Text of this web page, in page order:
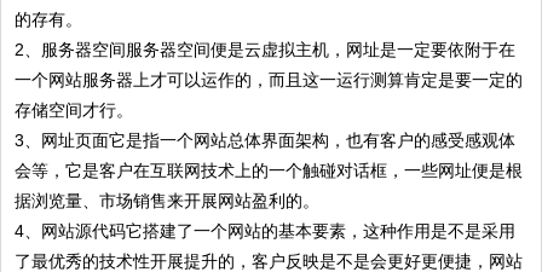
的存有。
2、服务器空间服务器空间便是云虚拟主机，网址是一定要依附于在
一个网站服务器上才可以运作的，而且这一运行测算肯定是要一定的
存储空间才行。
3、网址页面它是指一个网站总体界面架构，也有客户的感受感观体
会等，它是客户在互联网技术上的一个触碰对话框，一些网址便是根
据浏览量、市场销售来开展网站盈利的。
4、网站源代码它搭建了一个网站的基本要素，这种作用是不是采用
了最优秀的技术性开展提升的，客户反映是不是会更好更便捷，网站